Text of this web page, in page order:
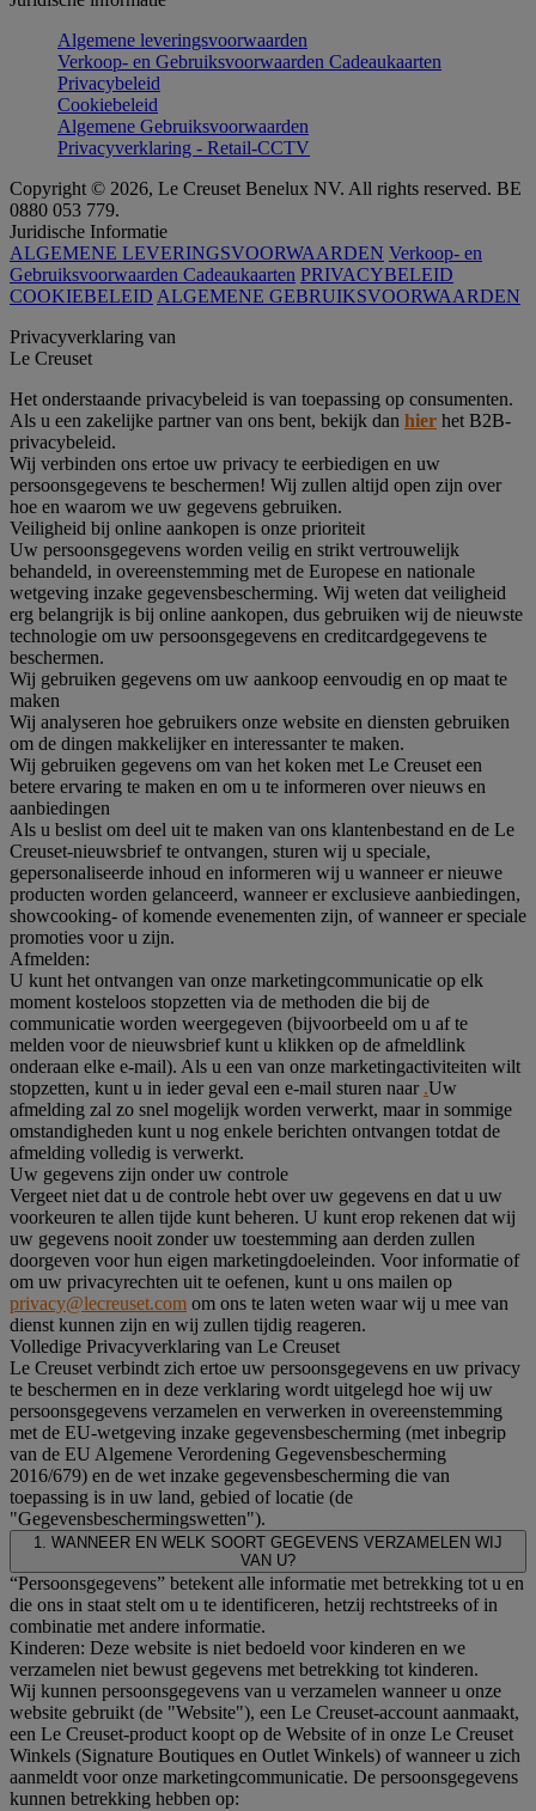
Algemene leveringsvoorwaarden
Verkoop- en Gebruiksvoorwaarden Cadeaukaarten
Privacybeleid
Cookiebeleid
Algemene Gebruiksvoorwaarden
Privacyverklaring - Retail-CCTV
Copyright © 2026, Le Creuset Benelux NV. All rights reserved. BE
0880 053 779.
Juridische Informatie
ALGEMENE LEVERINGSVOORWAARDEN Verkoop- en
Gebruiksvoorwaarden Cadeaukaarten PRIVACYBELEID
COOKIEBELEID ALGEMENE GEBRUIKSVOORWAARDEN
Privacyverklaring van
Le Creuset
Het onderstaande privacybeleid is van toepassing op consumenten.
Als u een zakelijke partner van ons bent, bekijk dan hier het B2B-
privacybeleid.
Wij verbinden ons ertoe uw privacy te eerbiedigen en uw
persoonsgegevens te beschermen! Wij zullen altijd open zijn over
hoe en waarom we uw gegevens gebruiken.
Veiligheid bij online aankopen is onze prioriteit
Uw persoonsgegevens worden veilig en strikt vertrouwelijk
behandeld, in overeenstemming met de Europese en nationale
wetgeving inzake gegevensbescherming. Wij weten dat veiligheid
erg belangrijk is bij online aankopen, dus gebruiken wij de nieuwste
technologie om uw persoonsgegevens en creditcardgegevens te
beschermen.
Wij gebruiken gegevens om uw aankoop eenvoudig en op maat te
maken
Wij analyseren hoe gebruikers onze website en diensten gebruiken
om de dingen makkelijker en interessanter te maken.
Wij gebruiken gegevens om van het koken met Le Creuset een
betere ervaring te maken en om u te informeren over nieuws en
aanbiedingen
Als u beslist om deel uit te maken van ons klantenbestand en de Le
Creuset-nieuwsbrief te ontvangen, sturen wij u speciale,
gepersonaliseerde inhoud en informeren wij u wanneer er nieuwe
producten worden gelanceerd, wanneer er exclusieve aanbiedingen,
showcooking- of komende evenementen zijn, of wanneer er speciale
promoties voor u zijn.
Afmelden:
U kunt het ontvangen van onze marketingcommunicatie op elk
moment kosteloos stopzetten via de methoden die bij de
communicatie worden weergegeven (bijvoorbeeld om u af te
melden voor de nieuwsbrief kunt u klikken op de afmeldlink
onderaan elke e-mail). Als u een van onze marketingactiviteiten wilt
stopzetten, kunt u in ieder geval een e-mail sturen naar .Uw
afmelding zal zo snel mogelijk worden verwerkt, maar in sommige
omstandigheden kunt u nog enkele berichten ontvangen totdat de
afmelding volledig is verwerkt.
Uw gegevens zijn onder uw controle
Vergeet niet dat u de controle hebt over uw gegevens en dat u uw
voorkeuren te allen tijde kunt beheren. U kunt erop rekenen dat wij
uw gegevens nooit zonder uw toestemming aan derden zullen
doorgeven voor hun eigen marketingdoeleinden. Voor informatie of
om uw privacyrechten uit te oefenen, kunt u ons mailen op
privacy@lecreuset.com om ons te laten weten waar wij u mee van
dienst kunnen zijn en wij zullen tijdig reageren.
Volledige Privacyverklaring van Le Creuset
Le Creuset verbindt zich ertoe uw persoonsgegevens en uw privacy
te beschermen en in deze verklaring wordt uitgelegd hoe wij uw
persoonsgegevens verzamelen en verwerken in overeenstemming
met de EU-wetgeving inzake gegevensbescherming (met inbegrip
van de EU Algemene Verordening Gegevensbescherming
2016/679) en de wet inzake gegevensbescherming die van
toepassing is in uw land, gebied of locatie (de
"Gegevensbeschermingswetten").
1. WANNEER EN WELK SOORT GEGEVENS VERZAMELEN WIJ
VAN U?
“Persoonsgegevens” betekent alle informatie met betrekking tot u en
die ons in staat stelt om u te identificeren, hetzij rechtstreeks of in
combinatie met andere informatie.
Kinderen: Deze website is niet bedoeld voor kinderen en we
verzamelen niet bewust gegevens met betrekking tot kinderen.
Wij kunnen persoonsgegevens van u verzamelen wanneer u onze
website gebruikt (de "Website"), een Le Creuset-account aanmaakt,
een Le Creuset-product koopt op de Website of in onze Le Creuset
Winkels (Signature Boutiques en Outlet Winkels) of wanneer u zich
aanmeldt voor onze marketingcommunicatie. De persoonsgegevens
kunnen betrekking hebben op: